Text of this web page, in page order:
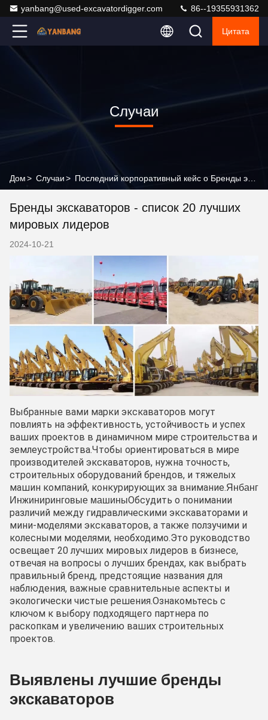
yanbang@used-excavatordigger.com 86--19355931362
Цитата
Случаи
Дом> Случаи>
Бренды экскаваторов - список 20 лучших
мировых лидеров
2024-10-21
Выбранные вами марки экскаваторов могут
повлиять на эффективность, устойчивость и успех
ваших проектов в динамичном мире строительства и
землеустройства.Чтобы ориентироваться в мире
производителей экскаваторов, нужна точность,
строительных оборудований брендов, и тяжелых
машин компаний, конкурирующих за внимание.Янбанг
Инжиниринговые машиныОбсудить о понимании
различий между гидравлическими экскаваторами и
мини-моделями экскаваторов, а также ползучими и
колесными моделями, необходимо.Это руководство
освещает 20 лучших мировых лидеров в бизнесе,
отвечая на вопросы о лучших брендах, как выбрать
правильный бренд, предстоящие названия для
наблюдения, важные сравнительные аспекты и
экологически чистые решения.Ознакомьтесь с
ключом к выбору подходящего партнера по
раскопкам и увеличению ваших строительных
проектов.
Выявлены лучшие бренды
экскаваторов